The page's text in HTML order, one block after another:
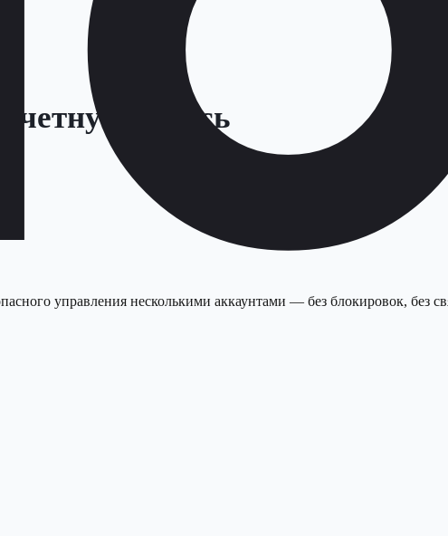
запись
управления несколькими аккаунтами — без блокировок, без